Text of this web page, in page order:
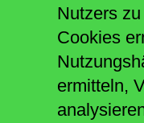
Nutzers
Cookies
ermitteln,